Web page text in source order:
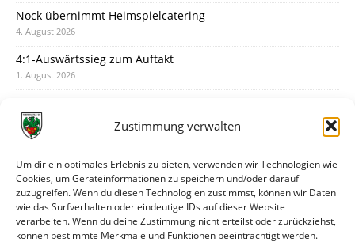
Zustimmung verwalten
Um dir ein optimales Erlebnis zu bieten, verwenden wir Technologien wie
Cookies, um Geräteinformationen zu speichern und/oder darauf
zuzugreifen. Wenn du diesen Technologien zustimmst, können wir Daten
wie das Surfverhalten oder eindeutige IDs auf dieser Website
verarbeiten. Wenn du deine Zustimmung nicht erteilst oder zurückziehst,
können bestimmte Merkmale und Funktionen beeinträchtigt werden.
Nock übernimmt Heimspielcatering
4. August 2026
4:1-Auswärtssieg zum Auftakt
1. August 2026
31. Juli 2026
30. Juli 2026
Deine Spielminute: 89+1
28. Juli 2026
Neuer Rückensponsor